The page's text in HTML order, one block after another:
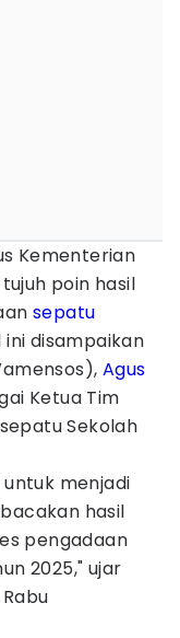
Kementerian
poin hasil
sepatu
ini disampaikan
Agus
Ketua Tim
Sekolah
menjadi
hasil
pengadaan
2025," ujar